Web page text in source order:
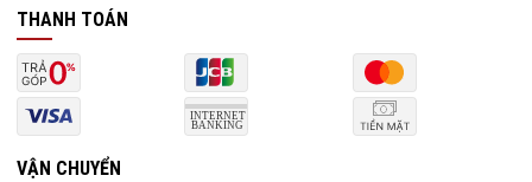
THANH TOÁN
VẬN CHUYỂN